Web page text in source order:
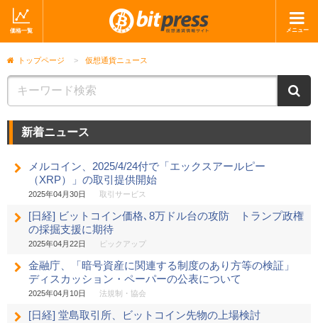
価格一覧 メニュー
ホーム
取引会社
ショップ
トップページ > 仮想通貨ニュース
新着ニュース
メルコイン、2025/4/24付で「エックスアールピー
（XRP）」の取引提供開始
2025年04月30日 取引サービス
[日経] ビットコイン価格､8万ドル台の攻防 トランプ政権
の採掘支援に期待
2025年04月22日 ピックアップ
金融庁、「暗号資産に関連する制度のあり方等の検証」
ディスカッション・ペーパーの公表について
2025年04月10日 法規制・協会
[日経] 堂島取引所、ビットコイン先物の上場検討